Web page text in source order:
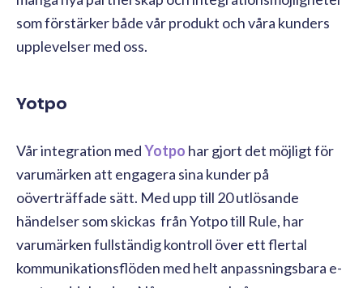
som förstärker både vår produkt och våra kunders
upplevelser med oss.
Yotpo
Vår integration medYotpo har gjort det möjligt för
varumärken att engagera sina kunder på
oöverträffade sätt. Med upp till 20 utlösande
händelser som skickas från Yotpo till Rule, har
varumärken fullständig kontroll över ett flertal
kommunikationsflöden med helt anpassningsbara e-